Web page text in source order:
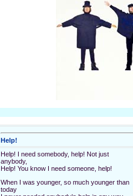
Pride can hurt you, too
And you know that can't be bad.
And you know you should be glad. Ooh!
You know you sho-o-o-ould
You know you sho-o-o-ould
Be Glad!
Lady Madonna
Lady Madonna, children at your feet
Wonder how you manage to make ends
meet.
Who finds the money when you pay the rent?
Help!
Help! I need somebody, help! Not just
anybody,
Help! You know I need someone, help!
When I was younger, so much younger than
today